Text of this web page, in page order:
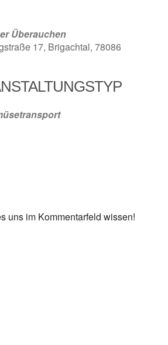
Überauchen
17, Brigachtal, 78086
uns im Kommentarfeld wissen!